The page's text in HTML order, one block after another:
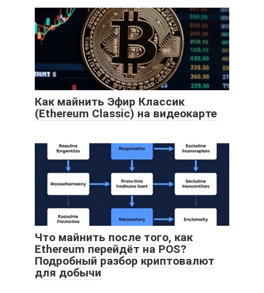
Как майнить Эфир Классик
(Ethereum Classic) на видеокарте
Что майнить после того, как
Ethereum перейдёт на POS?
Подробный разбор криптовалют
для добычи